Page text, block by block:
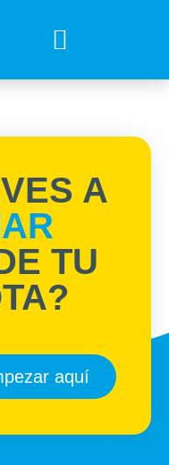
A
TU
aquí